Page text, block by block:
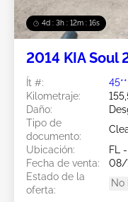
4d : 3h : 12m : 13s
2014 KIA Soul
Ít #:
Kilometraje:
Daño:
Tipo de
documento:
Ubicación:
FL
Fecha de venta:
08/
Estado de la
oferta:
No